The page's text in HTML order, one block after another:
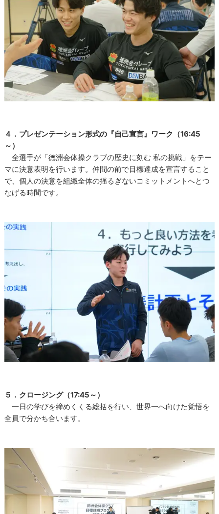
４．プレゼンテーション形式の『自己宣言』ワーク（16:45
～）
全選手が「徳洲会体操クラブの歴史に刻む 私の挑戦」をテー
マに決意表明を行います。仲間の前で目標達成を宣言すること
で、個人の決意を組織全体の揺るぎないコミットメントへとつ
なげる時間です。
５．クロージング（17:45～）
一日の学びを締めくくる総括を行い、世界一へ向けた覚悟を
全員で分かち合います。